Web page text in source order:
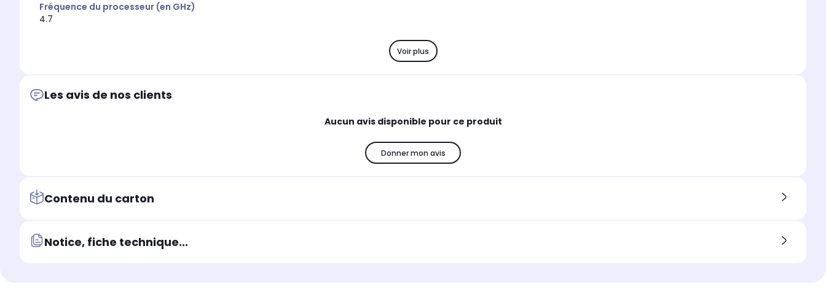
Fréquence du processeur (en GHz)
4.7
Voir plus
Les avis de nos clients
Aucun avis disponible pour ce produit
Donner mon avis
Contenu du carton
Notice, fiche technique...